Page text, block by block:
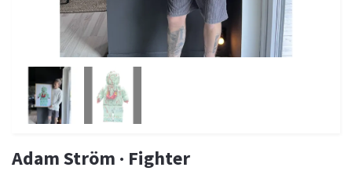
Adam Ström · Fighter